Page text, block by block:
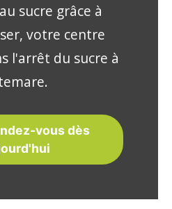
sucre grâce à
votre centre
l'arrêt du sucre à
vous dès